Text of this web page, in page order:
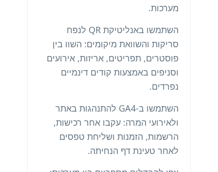
מערכות.
השתמשו באנליטיקת QR לנפח
סריקות והשוואת מיקומים: השוו בין
פוסטרים, תפריטים, אריזות, אירועים
וסניפים באמצעות קודים דינמיים
נפרדים.
השתמשו ב-GA4 להתנהגות באתר
ולאירועי המרה: עקבו אחר רכישות,
הרשמות, הזמנות ושליחת טפסים
לאחר טעינת דף הנחיתה.